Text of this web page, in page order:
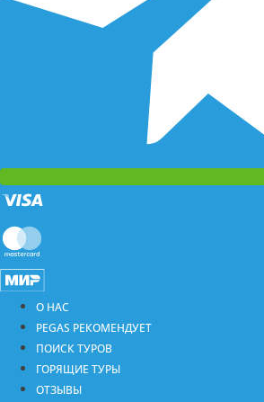
О НАС
PEGAS РЕКОМЕНДУЕТ
ПОИСК ТУРОВ
ГОРЯЩИЕ ТУРЫ
ОТЗЫВЫ